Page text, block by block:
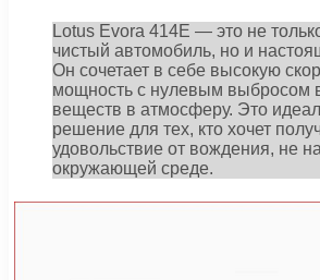
Lotus Evora 414E — это не
чистый автомобиль, но и
Он сочетает в себе высокую
мощность с нулевым выбросом
веществ в атмосферу. Это
решение для тех, кто хочет
удовольствие от вождения, не
окружающей среде.